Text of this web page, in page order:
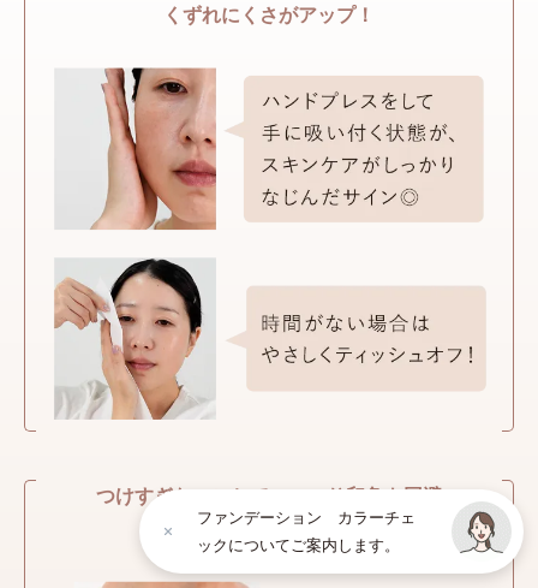
くずれにくさがアップ！
つけすぎないことでのっぺり印象を回避
追加する際も少量でOK！
ファンデーション カラーチェ
ックについてご案内します。